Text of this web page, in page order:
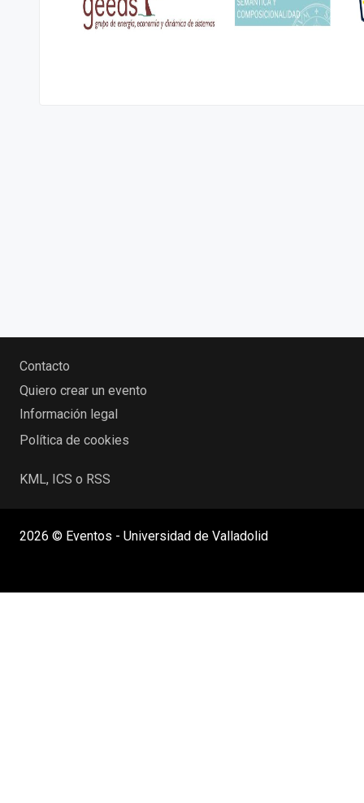
Contacto
Quiero crear un evento
Información legal
Política de cookies
KML, ICS o RSS
2026 © Eventos - Universidad de Valladolid